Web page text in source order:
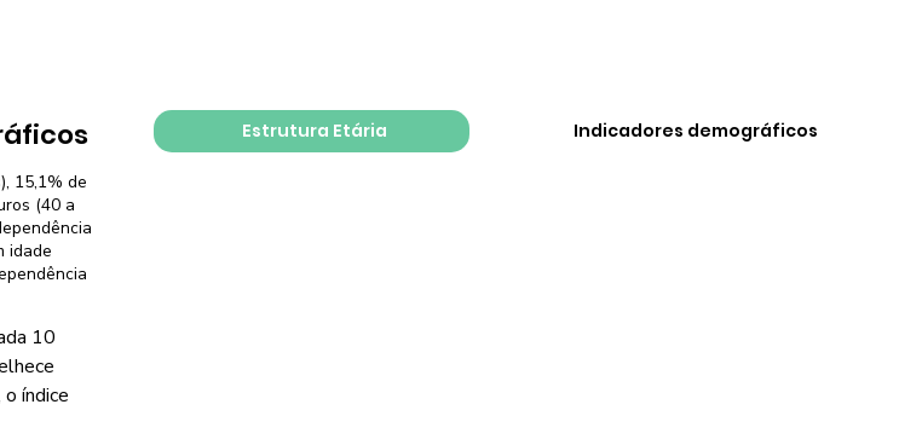
Estrutura Etária Indicadores demográficos
15,1% de
(40 a
idade
10
índice